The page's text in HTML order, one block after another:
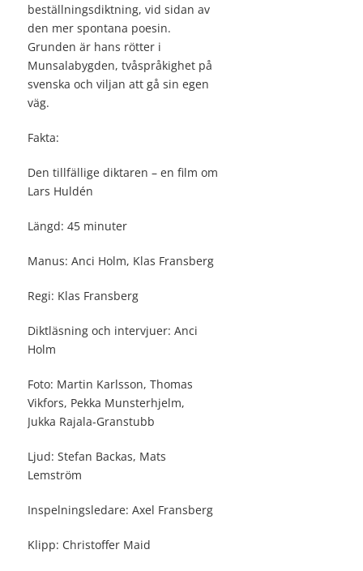
beställningsdiktning, vid sidan av
den mer spontana poesin.
Grunden är hans rötter i
Munsalabygden, tvåspråkighet på
svenska och viljan att gå sin egen
väg.
Fakta:
Den tillfällige diktaren – en film om
Lars Huldén
Längd: 45 minuter
Manus: Anci Holm, Klas Fransberg
Regi: Klas Fransberg
Diktläsning och intervjuer: Anci
Holm
Foto: Martin Karlsson, Thomas
Vikfors, Pekka Munsterhjelm,
Jukka Rajala-Granstubb
Ljud: Stefan Backas, Mats
Lemström
Inspelningsledare: Axel Fransberg
Klipp: Christoffer Maid